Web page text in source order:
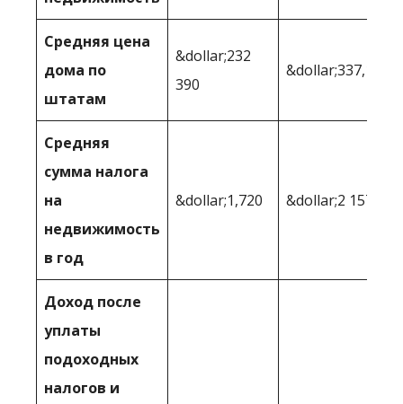
Средняя цена
дома по
штатам
&dollar;232
390
&dollar;337,102
Средняя
сумма налога
на
недвижимость
в год
&dollar;1,720 &dollar;2 157
Доход после
уплаты
подоходных
налогов и